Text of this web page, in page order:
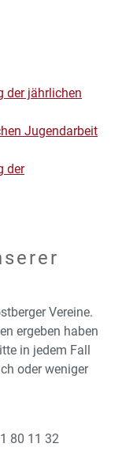
der jährlichen
Jugendarbeit
der
Vereine.
ergeben haben
in jedem Fall
oder weniger
80 11 32